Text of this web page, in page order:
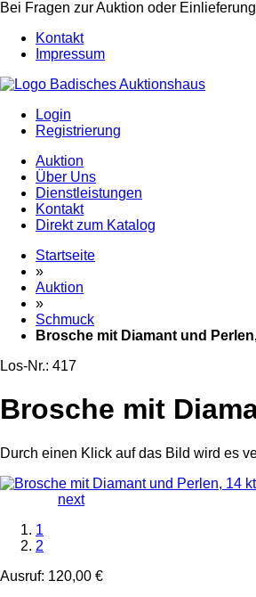
Bei Fragen zur Auktion oder
Kontakt
Impressum
Login
Registrierung
Auktion
Über Uns
Dienstleistungen
Kontakt
Direkt zum Katalog
Startseite
»
Auktion
»
Schmuck
Brosche mit Diamant und
Los-Nr.: 417
Brosche mit
Durch einen Klick auf das Bild wird es
next
1
2
Ausruf: 120,00 €